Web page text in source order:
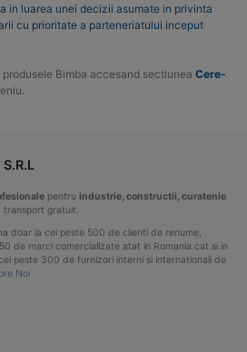
in luarea unei decizii asumate in privinta
cu prioritate a parteneriatului inceput
Bimba accesand sectiunea Cere-
pentru industrie, constructii, curatenie
transport gratuit.
doar la cei peste 500 de clienti de renume,
de marci comercializate atat in Romania cat si in
peste 300 de furnizori interni si internationali de
Noi